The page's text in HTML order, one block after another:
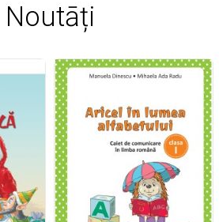
Noutāți